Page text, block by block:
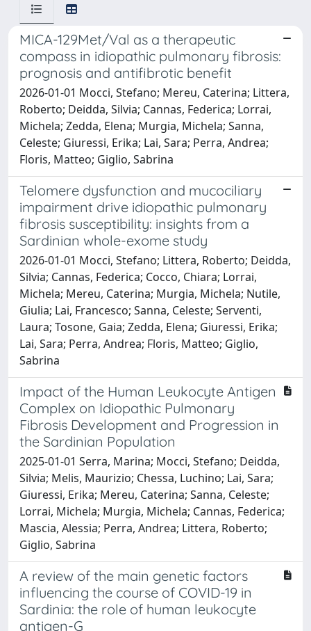
MICA-129Met/Val as a therapeutic
compass in idiopathic pulmonary fibrosis:
prognosis and antifibrotic benefit
2026-01-01 Mocci, Stefano; Mereu, Caterina; Littera,
Roberto; Deidda, Silvia; Cannas, Federica; Lorrai,
Michela; Zedda, Elena; Murgia, Michela; Sanna,
Celeste; Giuressi, Erika; Lai, Sara; Perra, Andrea;
Floris, Matteo; Giglio, Sabrina
Telomere dysfunction and mucociliary
impairment drive idiopathic pulmonary
fibrosis susceptibility: insights from a
Sardinian whole-exome study
2026-01-01 Mocci, Stefano; Littera, Roberto; Deidda,
Silvia; Cannas, Federica; Cocco, Chiara; Lorrai,
Michela; Mereu, Caterina; Murgia, Michela; Nutile,
Giulia; Lai, Francesco; Sanna, Celeste; Serventi,
Laura; Tosone, Gaia; Zedda, Elena; Giuressi, Erika;
Lai, Sara; Perra, Andrea; Floris, Matteo; Giglio,
Sabrina
Impact of the Human Leukocyte Antigen
Complex on Idiopathic Pulmonary
Fibrosis Development and Progression in
the Sardinian Population
2025-01-01 Serra, Marina; Mocci, Stefano; Deidda,
Silvia; Melis, Maurizio; Chessa, Luchino; Lai, Sara;
Giuressi, Erika; Mereu, Caterina; Sanna, Celeste;
Lorrai, Michela; Murgia, Michela; Cannas, Federica;
Mascia, Alessia; Perra, Andrea; Littera, Roberto;
Giglio, Sabrina
A review of the main genetic factors
influencing the course of COVID-19 in
Sardinia: the role of human leukocyte
antigen-G